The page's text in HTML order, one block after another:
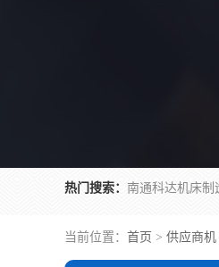
热门搜索：
当前位置： 首页 > 供应商机